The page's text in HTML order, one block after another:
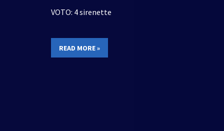
VOTO: 4 sirenette
READ MORE »